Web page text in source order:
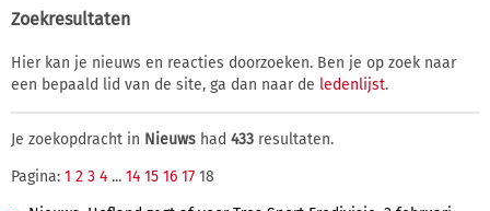
Zoekresultaten
Hier kan je nieuws en reacties doorzoeken. Ben je op zoek naar
een bepaald lid van de site, ga dan naar de ledenlijst.
Je zoekopdracht in Nieuws had 433 resultaten.
Pagina: 1 2 3 4 ... 14 15 16 17 18